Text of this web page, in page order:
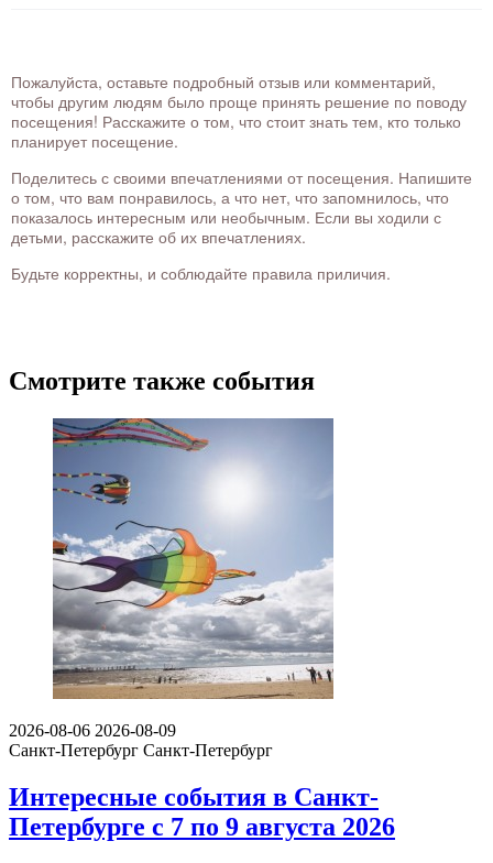
Пожалуйста, оставьте подробный отзыв или комментарий,
чтобы другим людям было проще принять решение по поводу
посещения! Расскажите о том, что стоит знать тем, кто только
планирует посещение.
Поделитесь с своими впечатлениями от посещения. Напишите
о том, что вам понравилось, а что нет, что запомнилось, что
показалось интересным или необычным. Если вы ходили с
детьми, расскажите об их впечатлениях.
Будьте корректны, и соблюдайте правила приличия.
Смотрите также события
2026-08-06 2026-08-09
Санкт-Петербург Санкт-Петербург
Интересные события в Санкт-
Петербурге с 7 по 9 августа 2026